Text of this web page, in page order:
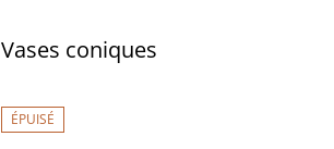
Vases coniques
ÉPUISÉ